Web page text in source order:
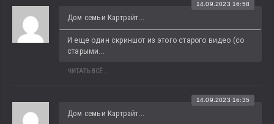
Дом семьи Картрайт...
14.09.2023 16:58
И еще один скриншот из этого старого видео (со
старыми...
ЧИТАТЬ ВСЁ...
Дом семьи Картрайт...
14.09.2023 16:35